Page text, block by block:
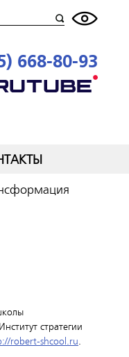
668-80-93
стратегии
robert-shcool.ru.